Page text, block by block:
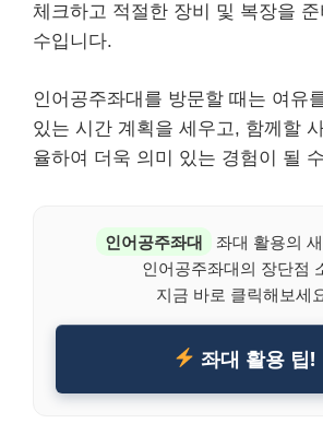
체크하고 적절한 장비 및 복장을
수입니다.
인어공주좌대를 방문할 때는 여유
있는 시간 계획을 세우고, 함께할
율하여 더욱 의미 있는 경험이 될
인어공주좌대
좌대 활용의
인어공주좌대의 장단점
지금 바로 클릭해보세
좌대 활용 팁!